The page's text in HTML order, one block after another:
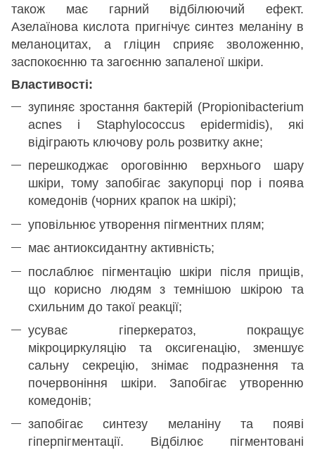
також має гарний відбілюючий ефект.
Азелаїнова кислота пригнічує синтез меланіну в
меланоцитах, а гліцин сприяє зволоженню,
заспокоєнню та загоєнню запаленої шкіри.
Властивості:
зупиняє зростання бактерій (Propionibacterium
acnes і Staphylococcus epidermidis), які
відіграють ключову роль розвитку акне;
перешкоджає ороговінню верхнього шару
шкіри, тому запобігає закупорці пор і поява
комедонів (чорних крапок на шкірі);
уповільнює утворення пігментних плям;
має антиоксидантну активність;
послаблює пігментацію шкіри після прищів,
що корисно людям з темнішою шкірою та
схильним до такої реакції;
усуває гіперкератоз, покращує
мікроциркуляцію та оксигенацію, зменшує
сальну секрецію, знімає подразнення та
почервоніння шкіри. Запобігає утворенню
комедонів;
запобігає синтезу меланіну та появі
гіперпігментації. Відбілює пігментовані